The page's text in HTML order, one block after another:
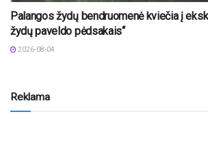
Palangos žydų bendruomenė kviečia į
žydų paveldo pėdsakais“
2026-08-04
Reklama